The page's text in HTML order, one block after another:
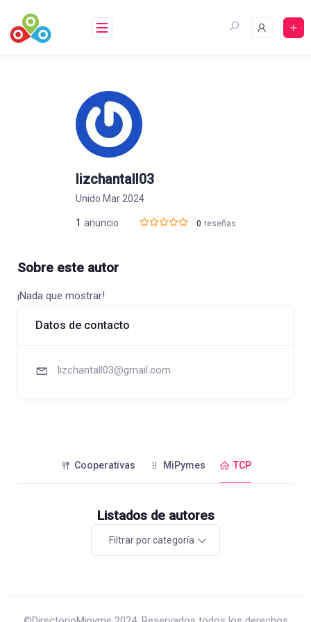
contenido
lizchantall03
Unido Mar 2024
1 anuncio 0 reseñas
Sobre este autor
¡Nada que mostrar!
Datos de contacto
lizchantall03@gmail.com
Cooperativas MiPymes TCP
Listados de autores
Filtrar por categoría